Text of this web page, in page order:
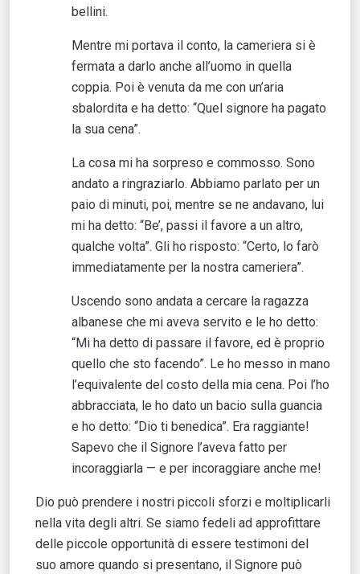
bellini.
Mentre mi portava il conto, la cameriera si è
fermata a darlo anche all’uomo in quella
coppia. Poi è venuta da me con un’aria
sbalordita e ha detto: “Quel signore ha pagato
la sua cena”.
La cosa mi ha sorpreso e commosso. Sono
andato a ringraziarlo. Abbiamo parlato per un
paio di minuti, poi, mentre se ne andavano, lui
mi ha detto: “Be’, passi il favore a un altro,
qualche volta”. Gli ho risposto: “Certo, lo farò
immediatamente per la nostra cameriera”.
Uscendo sono andata a cercare la ragazza
albanese che mi aveva servito e le ho detto:
“Mi ha detto di passare il favore, ed è proprio
quello che sto facendo”. Le ho messo in mano
l’equivalente del costo della mia cena. Poi l’ho
abbracciata, le ho dato un bacio sulla guancia
e ho detto: “Dio ti benedica”. Era raggiante!
Sapevo che il Signore l’aveva fatto per
incoraggiarla — e per incoraggiare anche me!
Dio può prendere i nostri piccoli sforzi e moltiplicarli
nella vita degli altri. Se siamo fedeli ad approfittare
delle piccole opportunità di essere testimoni del
suo amore quando si presentano, il Signore può